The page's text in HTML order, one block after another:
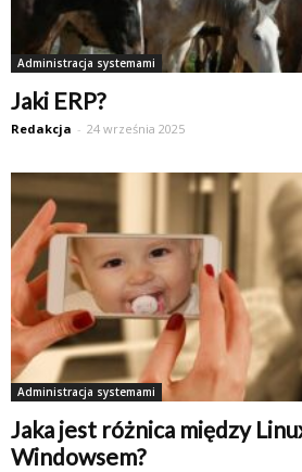
Administracja systemami
Jaki ERP?
Redakcja - 24 września 2025
Administracja systemami
Jaka jest różnica między
Windowsem?